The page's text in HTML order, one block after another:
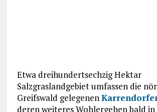
Etwa dreihundertsechzig Hektar
Salzgraslandgebiet umfassen die
Greifswald gelegenen
deren weiteres Wohlergehen bald